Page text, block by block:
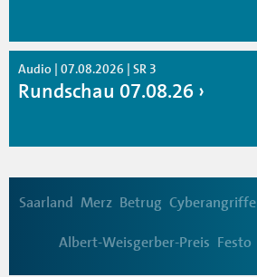
Audio | 07.08.2026 | SR 3
Rundschau 07.08.26
Saarland Merz Betrug Cyberangriffe
Albert-Weisgerber-Preis Festo